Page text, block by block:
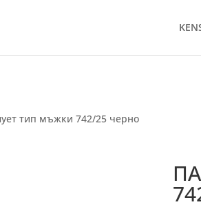
тип мъжки 742/25 черно